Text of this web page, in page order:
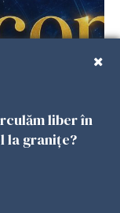
ritmul
liber în
la granițe?